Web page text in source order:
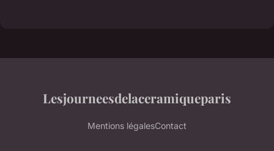
Lesjourneesdelaceramiqueparis
Mentions légalesContact